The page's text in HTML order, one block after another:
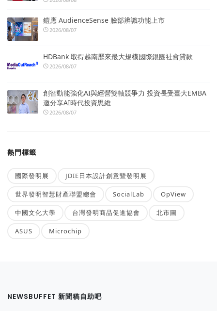
鎧應 AudienceSense 臉部辨識功能上市
2026/08/07
HDBank 取得越南歷來最大規模國際銀團社會貸款
2026/08/07
創智動能強化AI與經營雙軸競爭力 投資長受臺大EMBA
邀分享AI時代投資思維
2026/08/07
熱門標籤
國際發明展 JDIE日本設計創意暨發明展
世界發明智慧財產聯盟總會 SocialLab OpView
中國文化大學 台灣發明商品促進協會 北市圖
ASUS Microchip
NEWSBUFFET 新聞稿自助吧